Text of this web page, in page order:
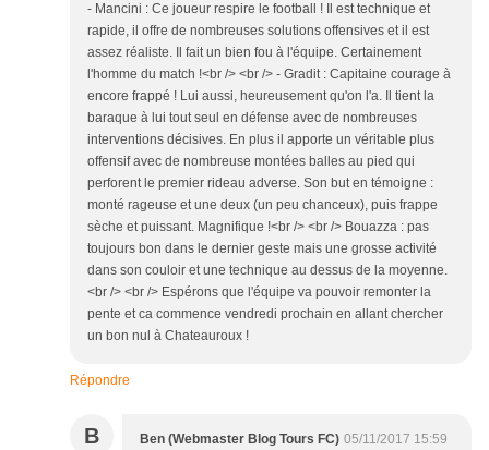
- Mancini : Ce joueur respire le football ! Il est technique et
rapide, il offre de nombreuses solutions offensives et il est
assez réaliste. Il fait un bien fou à l'équipe. Certainement
l'homme du match !<br /> <br /> - Gradit : Capitaine courage à
encore frappé ! Lui aussi, heureusement qu'on l'a. Il tient la
baraque à lui tout seul en défense avec de nombreuses
interventions décisives. En plus il apporte un véritable plus
offensif avec de nombreuse montées balles au pied qui
perforent le premier rideau adverse. Son but en témoigne :
monté rageuse et une deux (un peu chanceux), puis frappe
sèche et puissant. Magnifique !<br /> <br /> Bouazza : pas
toujours bon dans le dernier geste mais une grosse activité
dans son couloir et une technique au dessus de la moyenne.
<br /> <br /> Espérons que l'équipe va pouvoir remonter la
pente et ca commence vendredi prochain en allant chercher
un bon nul à Chateauroux !
Répondre
B Ben (Webmaster Blog Tours FC) 05/11/2017 15:59